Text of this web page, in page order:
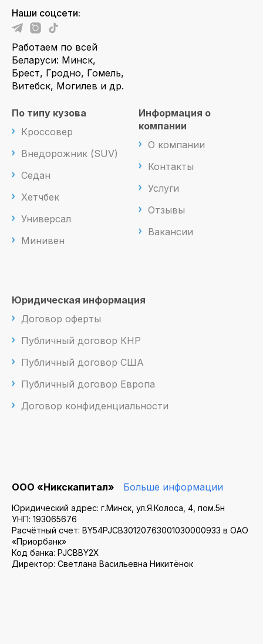
Наши соцсети:
Работаем по всей
Беларуси: Минск,
Брест, Гродно, Гомель,
Витебск, Могилев и др.
По типу кузова
Кроссовер
Внедорожник (SUV)
Седан
Хетчбек
Универсал
Минивен
Информация о
компании
О компании
Контакты
Услуги
Отзывы
Вакансии
Юридическая информация
Договор оферты
Публичный договор КНР
Публичный договор США
Публичный договор Европа
Договор конфиденциальности
ООО «Никскапитал» Больше информации
Юридический адрес: г.Минск, ул.Я.Колоса, 4, пом.5н
УНП: 193065676
Расчётный счет: BY54PJCB30120763001030000933 в ОАО
«Приорбанк»
Код банка: PJCBBY2X
Директор: Светлана Васильевна Никитёнок